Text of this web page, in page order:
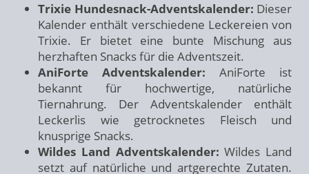
Trixie Hundesnack-Adventskalender: Dieser
Kalender enthält verschiedene Leckereien von
Trixie. Er bietet eine bunte Mischung aus
herzhaften Snacks für die Adventszeit.
AniForte Adventskalender: AniForte ist
bekannt für hochwertige, natürliche
Tiernahrung. Der Adventskalender enthält
Leckerlis wie getrocknetes Fleisch und
knusprige Snacks.
Wildes Land Adventskalender: Wildes Land
setzt auf natürliche und artgerechte Zutaten.